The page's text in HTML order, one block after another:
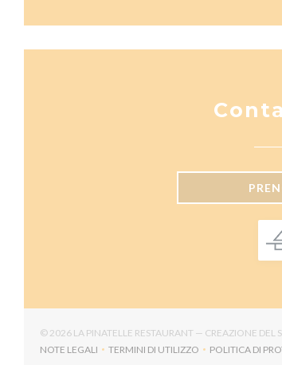
© 2026 LA PINATELLE RESTAURANT — CREAZIONE DEL
NOTE LEGALI
((APRE UNA NUOVA FINESTRA))
TERMINI DI UTILIZZO
((APRE UNA NUOVA
POLITICA DI